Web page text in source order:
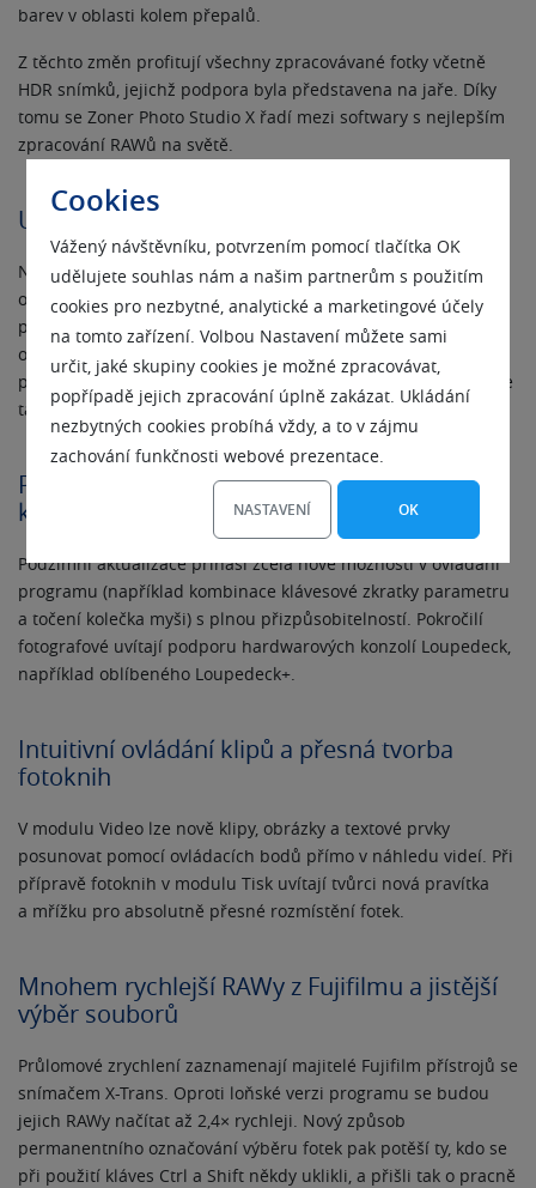
Cookies
Vážený návštěvníku, potvrzením pomocí tlačítka OK
udělujete souhlas nám a našim partnerům s použitím
cookies pro nezbytné, analytické a marketingové účely
na tomto zařízení. Volbou Nastavení můžete sami
určit, jaké skupiny cookies je možné zpracovávat,
popřípadě jejich zpracování úplně zakázat. Ukládání
nezbytných cookies probíhá vždy, a to v zájmu
zachování funkčnosti webové prezentace.
NASTAVENÍ OK
barev v oblasti kolem přepalů.
Z těchto změn profitují všechny zpracovávané fotky včetně
HDR snímků, jejichž podpora byla představena na jaře. Díky
tomu se Zoner Photo Studio X řadí mezi softwary s nejlepším
zpracování RAWů na světě.
Univerzální odstranění chromatické vady
Nyní lze odstranit chromatickou aberaci způsobenou vadou
objektivu i v případě, že neexistuje nebo není dostupný profil
pro daný objektiv. Zoner Photo Studio X provede analýzu
obrazu a na jejím základě nastaví správně parametry pro
potlačení aberace. Barevné chyby na kontrastních hranách se
tak stanou minulostí.
Přes 1 000 volitelných zkratek a podpora
konzolí Loupedeck
Podzimní aktualizace přináší zcela nové možnosti v ovládání
programu (například kombinace klávesové zkratky parametru
a točení kolečka myši) s plnou přizpůsobitelností. Pokročilí
fotografové uvítají podporu hardwarových konzolí Loupedeck,
například oblíbeného Loupedeck+.
Intuitivní ovládání klipů a přesná tvorba
fotoknih
V modulu Video lze nově klipy, obrázky a textové prvky
posunovat pomocí ovládacích bodů přímo v náhledu videí. Při
přípravě fotoknih v modulu Tisk uvítají tvůrci nová pravítka
a mřížku pro absolutně přesné rozmístění fotek.
Mnohem rychlejší RAWy z Fujifilmu a jistější
výběr souborů
Průlomové zrychlení zaznamenají majitelé Fujifilm přístrojů se
snímačem X-Trans. Oproti loňské verzi programu se budou
jejich RAWy načítat až 2,4× rychleji. Nový způsob
permanentního označování výběru fotek pak potěší ty, kdo se
při použití kláves Ctrl a Shift někdy uklikli, a přišli tak o pracně